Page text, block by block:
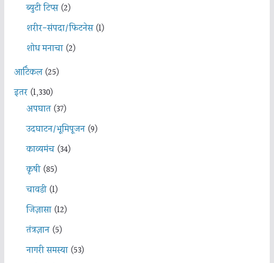
ब्युटी टिप्स(2)
शरीर-संपदा/फिटनेस(1)
शोध मनाचा(2)
आर्टिकल(25)
इतर(1,330)
अपघात(37)
उदघाटन/भूमिपूजन(9)
काव्यमंच(34)
कृषी(85)
चावडी(1)
जिज्ञासा(12)
तंत्रज्ञान(5)
नागरी समस्या(53)